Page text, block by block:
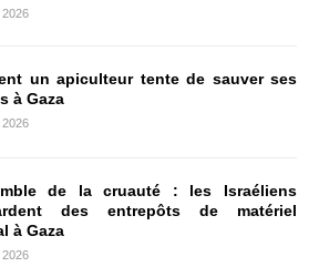
2026
un apiculteur tente de sauver ses
à Gaza
2026
de la cruauté : les Israéliens
des entrepôts de matériel
à Gaza
2026